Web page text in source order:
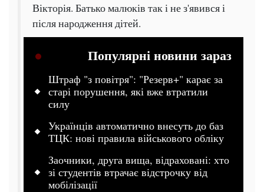
Вікторія. Батько малюків так і не з'явився і
після народження дітей.
Популярні новини зараз
Штраф "з повітря": "Резерв+" карає за
старі порушення, які вже втратили
силу
Українців автоматично внесуть до баз
ТЦК: нові правила військового обліку
Заочники, друга вища, відраховані: хто
зі студентів втрачає відстрочку від
мобілізації